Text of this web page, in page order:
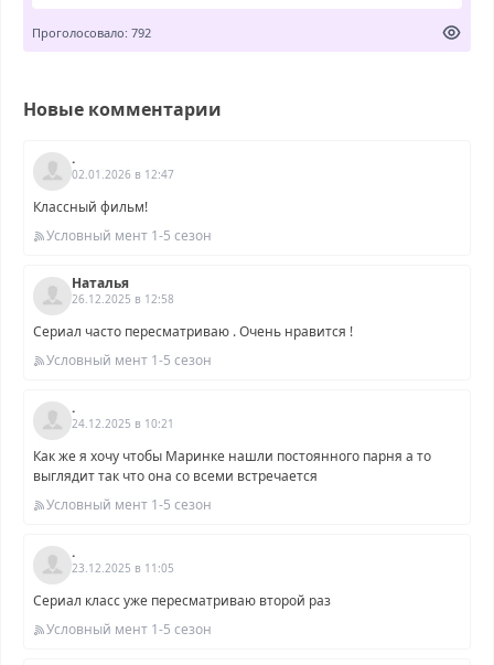
Проголосовало: 792
Новые комментарии
.
02.01.2026 в 12:47
Классный фильм!
Условный мент 1-5 сезон
Наталья
26.12.2025 в 12:58
Сериал часто пересматриваю . Очень нравится !
Условный мент 1-5 сезон
.
24.12.2025 в 10:21
Как же я хочу чтобы Маринке нашли постоянного парня а то
выглядит так что она со всеми встречается
Условный мент 1-5 сезон
.
23.12.2025 в 11:05
Сериал класс уже пересматриваю второй раз
Условный мент 1-5 сезон